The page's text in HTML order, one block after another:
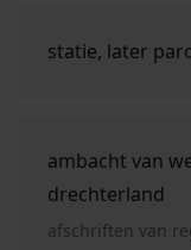
statie, later
ambacht van
drechterland
afschriften van